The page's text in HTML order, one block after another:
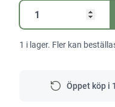
Förfilter
10-
1 i lager. Fler kan
Öppet köp i